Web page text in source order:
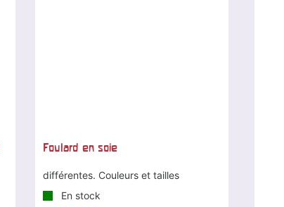
Foulard en soie
différentes. Couleurs et tailles
En stock